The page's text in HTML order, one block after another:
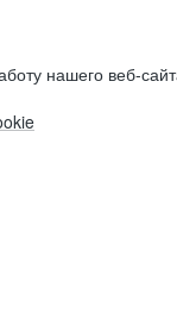
нашего веб-